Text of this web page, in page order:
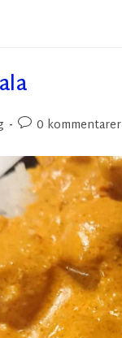
0 kommentarer